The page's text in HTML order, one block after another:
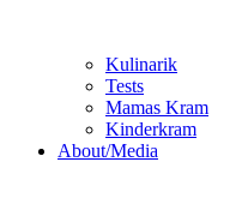
Kulinarik
Tests
Mamas Kram
Kinderkram
About/Media